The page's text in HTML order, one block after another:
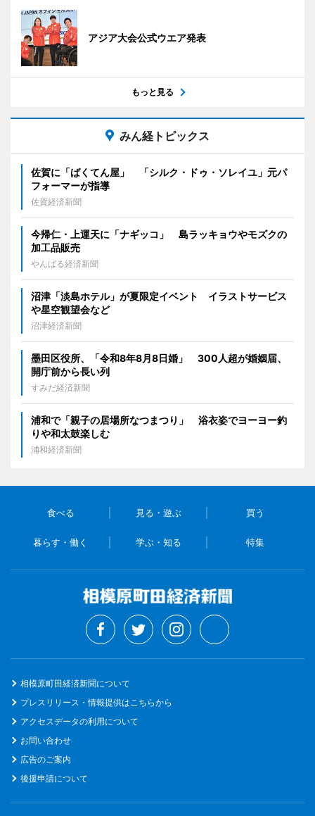
アジア大会公式ウエア発表
もっと見る
みん経トピックス
佐賀に「ばくてん屋」 「シルク・ドゥ・ソレイユ」元パ
フォーマーが指導
佐賀経済新聞
今帰仁・上運天に「ナギッコ」 島ラッキョウやモズクの
加工品販売
やんばる経済新聞
沼津「淡島ホテル」が夏限定イベント イラストサービス
や星空観望会など
沼津経済新聞
墨田区役所、「令和8年8月8日婚」 300人超が婚姻届、
開庁前から長い列
すみだ経済新聞
浦和で「親子の居場所なつまつり」 浴衣姿でヨーヨー釣
りや和太鼓楽しむ
浦和経済新聞
食べる 見る・遊ぶ 買う
暮らす・働く 学ぶ・知る 特集
相模原町田経済新聞について
プレスリリース・情報提供はこちらから
アクセスデータの利用について
お問い合わせ
広告のご案内
後援申請について